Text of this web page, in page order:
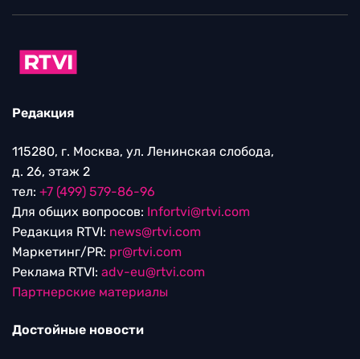
Редакция
115280, г. Москва, ул. Ленинская слобода,
д. 26, этаж 2
тел: +7 (499) 579-86-96
Для общих вопросов: Infortvi@rtvi.com
Редакция RTVI: news@rtvi.com
Маркетинг/PR: pr@rtvi.com
Реклама RTVI: adv-eu@rtvi.com
Партнерские материалы
Достойные новости